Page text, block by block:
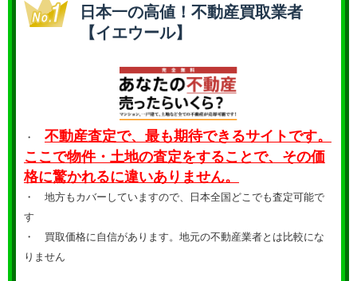
日本一の高値！不動産買取業者
【イエウール】
・ 不動産査定で、最も期待できるサイトです。
ここで物件・土地の査定をすることで、その価
格に驚かれるに違いありません。
・ 地方もカバーしていますので、日本全国どこでも査定可能で
す
・ 買取価格に自信があります。地元の不動産業者とは比較にな
りません